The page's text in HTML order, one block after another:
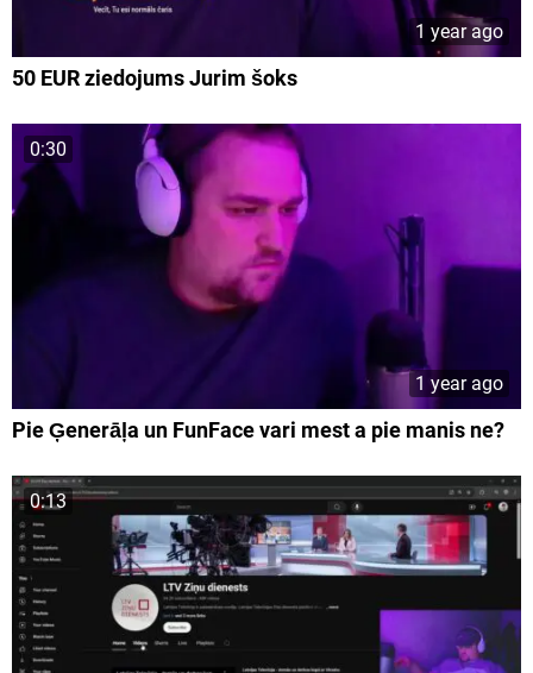
1 year ago
50 EUR ziedojums Jurim šoks
0:30
1 year ago
Pie Ģenerāļa un FunFace vari mest a pie manis ne?
0:13